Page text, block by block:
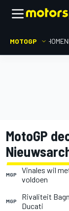
MOTOGP HOME
MotoGP
MGP
Vinales wil
voldoen
MGP
Rivaliteit
Ducati